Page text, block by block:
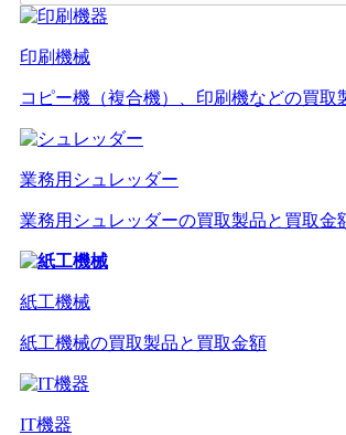
印刷機械
コピー機（複合機）、印刷機などの買取
業務用シュレッダー
業務用シュレッダーの買取製品と買取金
紙工機械
紙工機械の買取製品と買取金額
IT機器